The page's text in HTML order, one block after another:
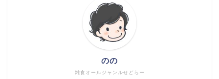
雑食オールジャンルせどらー
のの